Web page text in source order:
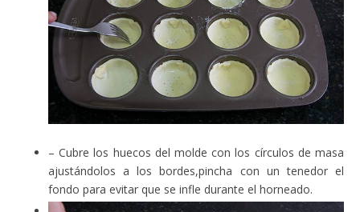
– Cubre los huecos del molde con los círculos de masa
ajustándolos a los bordes,pincha con un tenedor el
fondo para evitar que se infle durante el horneado.